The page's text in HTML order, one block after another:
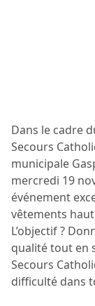
Dans le cadre
Secours
municipale
mercredi 19
événement
vêtements
L’objectif ?
qualité tout en
Secours
difficulté dans